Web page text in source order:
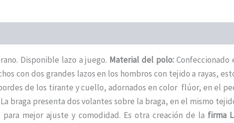
Disponible lazo a juego. Material del polo: Confeccionado
con dos grandes lazos en los hombros con tejido a rayas,
de los tirante y cuello, adornados en color flúor, en el
braga presenta dos volantes sobre la braga, en el mismo
mejor ajuste y comodidad. Es otra creación de la firma